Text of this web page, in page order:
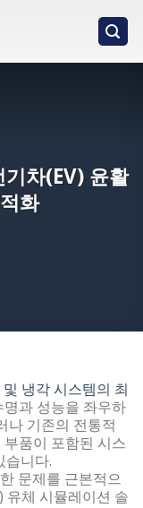
차(EV) 윤활
화
및 냉각 시스템의 최
과 성능을 좌우하
나 기존의 전통적
품이 포함된 시스
습니다.
문제를 근본적으
유체 시뮬레이션 솔